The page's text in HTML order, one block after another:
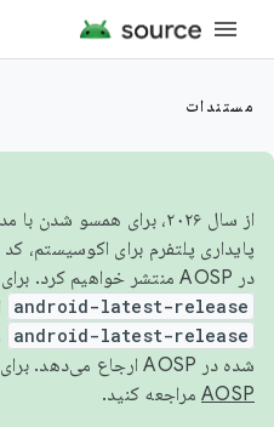
مستندات
از سال ۲۰۲۶، برای همسو
پایداری پلتفرم برای اکوسیستم،
در AOSP منتشر خواهیم کرد. برای ساخت و مشارکت در AOSP،
android-latest-release
android-latest-release
شده در AOSP ارجاع می‌دهد. برای اطلاعات بیشتر، به
AOSP مراجعه کنید.